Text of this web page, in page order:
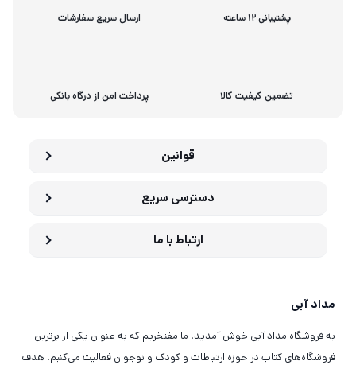
پشتیبانی 12 ساعته ارسال سریع سفارشات
تضمین کیفیت کالا پرداخت امن از درگاه بانکی
قوانین
دسترسی سریع
ارتباط با ما
مداد آبی
به فروشگاه مداد آبی خوش آمدید! ما مفتخریم که به عنوان یکی از برترین
فروشگاه‌های کتاب در حوزه ارتباطات و کودک و نوجوان فعالیت می‌کنیم. هدف